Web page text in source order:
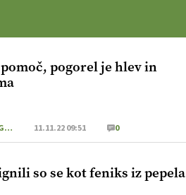
pogorel je hlev in
Kmečki Glas 11.11.22 09:51 0
so se kot feniks iz pepela